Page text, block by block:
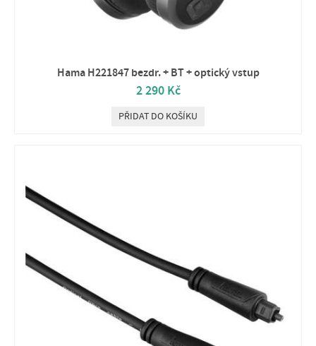
Hama H221847 bezdr. + BT + optický vstup
2 290 Kč
PŘIDAT DO KOŠÍKU